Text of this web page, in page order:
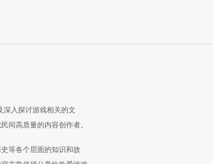
入探讨游戏相关的文
间高质量的内容创作者。
等各个层面的知识和故